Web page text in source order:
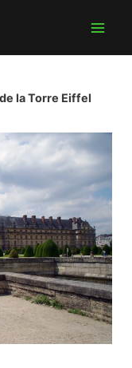
la Torre Eiffel